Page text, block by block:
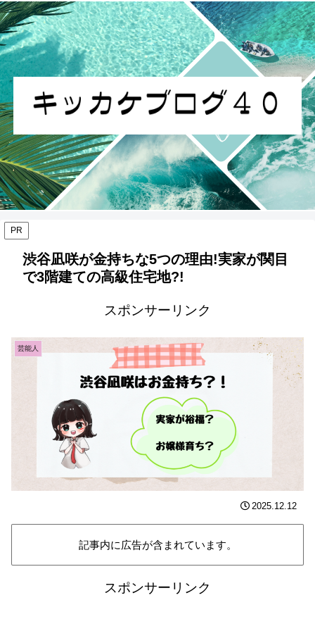
PR
渋谷凪咲が金持ちな5つの理由!実家が関目
で3階建ての高級住宅地?!
スポンサーリンク
芸能人
2025.12.12
記事内に広告が含まれています。
スポンサーリンク